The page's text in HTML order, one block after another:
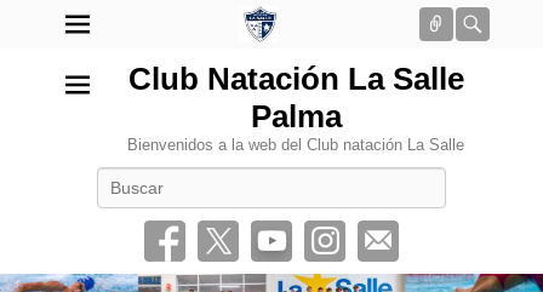
Conectar
Club Natación La Salle
Palma
Bienvenidos a la web del Club natación La Salle